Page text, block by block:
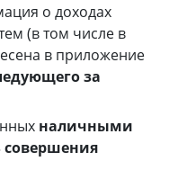
о доходах
(в том числе в
в приложение
за
наличными
совершения